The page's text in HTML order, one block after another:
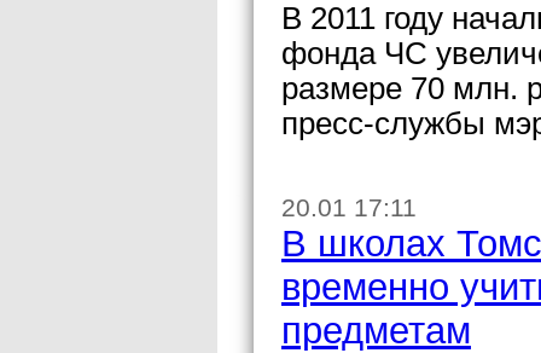
В 2011 году
фонда ЧС
размере 70 млн.
пресс-службы
20.01 17:11
В школах
временно
предметам